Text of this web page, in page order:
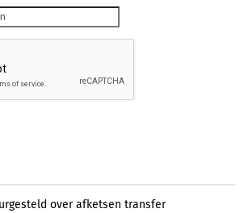
over afketsen transfer